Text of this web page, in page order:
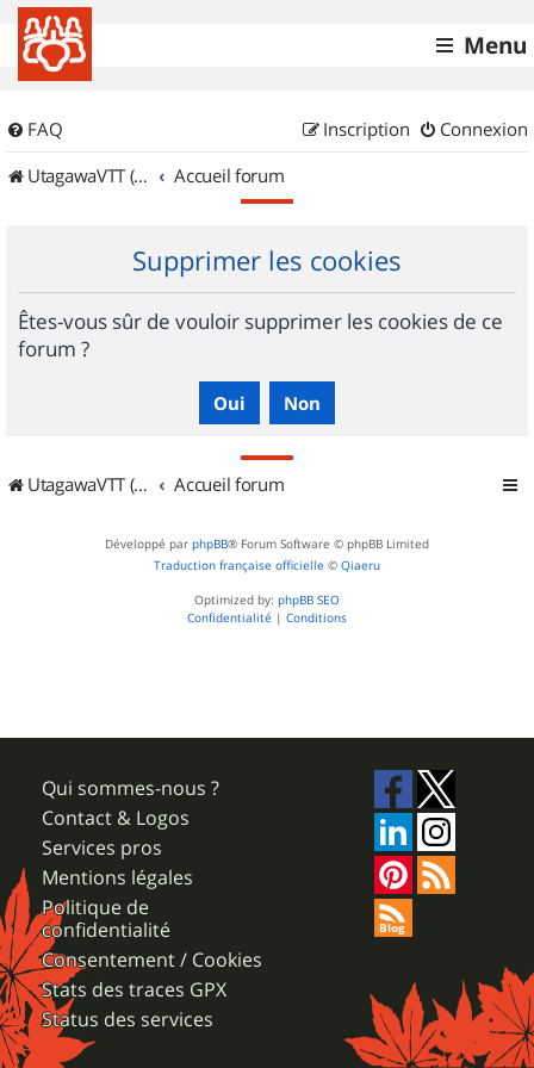
Menu
FAQ Connexion
Inscription
UtagawaVTT (Randos VTT et VTTAE avec traces GPS)
Accueil forum
Supprimer les cookies
Êtes-vous sûr de vouloir supprimer les cookies de ce
forum ?
UtagawaVTT (Randos VTT et VTTAE avec traces GPS) Accueil forum
Développé par phpBB® Forum Software © phpBB Limited
Traduction française officielle © Qiaeru
Optimized by: phpBB SEO
Confidentialité | Conditions
Qui sommes-nous ?
Contact & Logos
Services pros
Mentions légales
Politique de
confidentialité
Consentement / Cookies
Stats des traces GPX
Status des services